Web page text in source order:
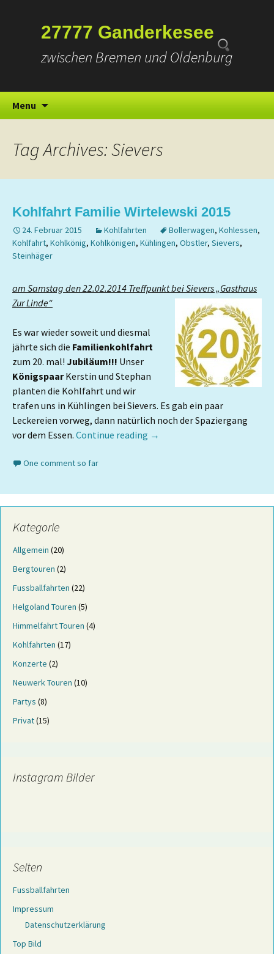
27777 Ganderkesee
zwischen Bremen und Oldenburg
Menu
nach:
Tag Archives: Sievers
Kohlfahrt Familie Wirtelewski 2015
24. Februar 2015 Kohlfahrten Bollerwagen, Kohlessen,
Kohlfahrt, Kohlkönig, Kohlkönigen, Kühlingen, Obstler, Sievers,
Steinhäger
am Samstag den 22.02.2014 Treffpunkt bei Sievers „Gasthaus
Zur Linde“
Es war wieder soweit und diesmal
jährte sich die Familienkohlfahrt
zum 20. mal! Jubiläum!!! Unser
KönigspaarKerstin und Stephan
planten die Kohlfahrt und wir
trafen uns in Kühlingen bei Sievers. Es gab ein paar
Leckereien vorweg, dann natürlich noch der Spaziergang
vor dem Essen. Continue reading →
One comment so far
Kategorie
Allgemein (20)
Bergtouren (2)
Fussballfahrten (22)
Helgoland Touren (5)
Himmelfahrt Touren (4)
Kohlfahrten (17)
Konzerte (2)
Neuwerk Touren (10)
Partys (8)
Privat(15)
Instagram Bilder
Seiten
Fussballfahrten
Impressum
Datenschutzerklärung
Top Bild